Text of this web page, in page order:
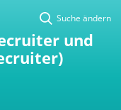
Suche ändern
und